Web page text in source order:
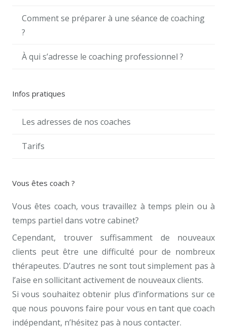
Comment se préparer à une séance de coaching
?
À qui s’adresse le coaching professionnel ?
Infos pratiques
Les adresses de nos coaches
Tarifs
Vous êtes coach ?
Vous êtes coach, vous travaillez à temps plein ou à
temps partiel dans votre cabinet?
Cependant, trouver suffisamment de nouveaux
clients peut être une difficulté pour de nombreux
thérapeutes. D’autres ne sont tout simplement pas à
l’aise en sollicitant activement de nouveaux clients.
Si vous souhaitez obtenir plus d’informations sur ce
que nous pouvons faire pour vous en tant que coach
indépendant, n’hésitez pas à nous contacter.